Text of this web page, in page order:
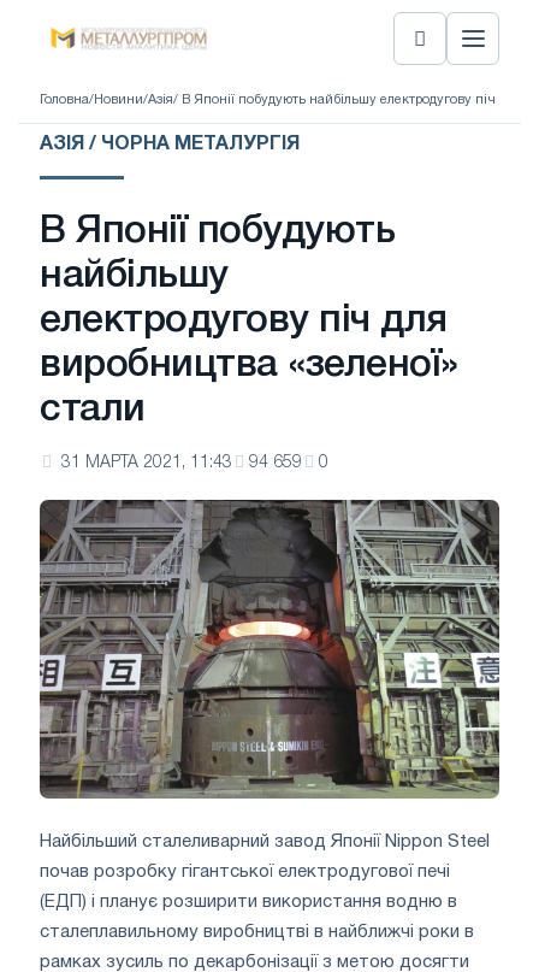
Головна/ Новини/Азія/ В Японії побудують найбільшу електродугову піч для
АЗІЯ / ЧОРНА МЕТАЛУРГІЯ
В Японії побудують
найбільшу
електродугову піч для
виробництва «зеленої»
стали
31 МАРТА 2021, 11:43 94 659 0
Найбільший сталеливарний завод Японії Nippon Steel
почав розробку гігантської електродугової печі
(ЕДП) і планує розширити використання водню в
сталеплавильному виробництві в найближчі роки в
рамках зусиль по декарбонізації з метою досягти